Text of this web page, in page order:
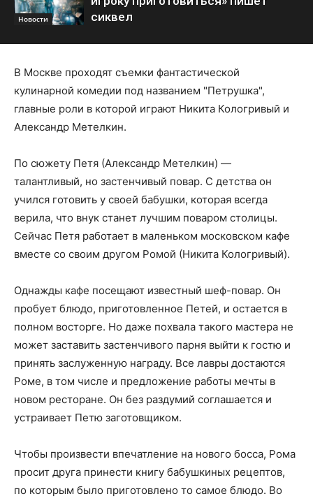
Новости
сиквел
В Москве проходят съемки фантастической
кулинарной комедии под названием "Петрушка",
главные роли в которой играют Никита Кологривый и
Александр Метелкин.
По сюжету Петя (Александр Метелкин) —
талантливый, но застенчивый повар. С детства он
учился готовить у своей бабушки, которая всегда
верила, что внук станет лучшим поваром столицы.
Сейчас Петя работает в маленьком московском кафе
вместе со своим другом Ромой (Никита Кологривый).
Однажды кафе посещают известный шеф-повар. Он
пробует блюдо, приготовленное Петей, и остается в
полном восторге. Но даже похвала такого мастера не
может заставить застенчивого парня выйти к гостю и
принять заслуженную награду. Все лавры достаются
Роме, в том числе и предложение работы мечты в
новом ресторане. Он без раздумий соглашается и
устраивает Петю заготовщиком.
Чтобы произвести впечатление на нового босса, Рома
просит друга принести книгу бабушкиных рецептов,
по которым было приготовлено то самое блюдо. Во